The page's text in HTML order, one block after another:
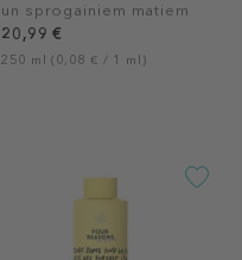
un sprogainiem matiem
20,99 €
250 ml (0,08 € / 1 ml)